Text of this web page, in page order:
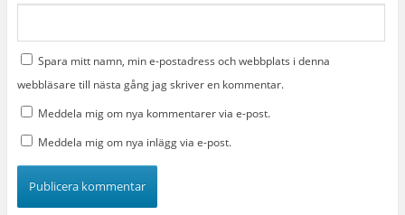
Spara mitt namn, min e-postadress och webbplats i denna
webbläsare till nästa gång jag skriver en kommentar.
Meddela mig om nya kommentarer via e-post.
Meddela mig om nya inlägg via e-post.